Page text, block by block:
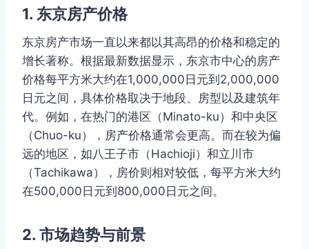
1. 东京房产价格
东京房产市场一直以来都以其高昂的价格和稳定的
增长著称。根据最新数据显示，东京市中心的房产
价格每平方米大约在1,000,000日元到2,000,000
日元之间，具体价格取决于地段、房型以及建筑年
代。例如，在热门的港区（Minato-ku）和中央区
（Chuo-ku），房产价格通常会更高。而在较为偏
远的地区，如八王子市（Hachioji）和立川市
（Tachikawa），房价则相对较低，每平方米大约
在500,000日元到800,000日元之间。
2. 市场趋势与前景